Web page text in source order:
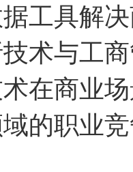
工具解
术与工
在商业
的职业